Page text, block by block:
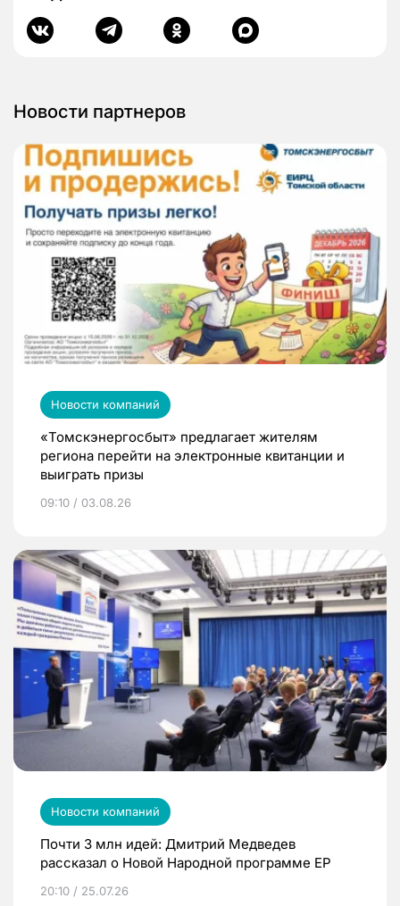
Новости партнеров
Новости компаний
«Томскэнергосбыт» предлагает жителям
региона перейти на электронные квитанции и
выиграть призы
09:10 / 03.08.26
Новости компаний
Почти 3 млн идей: Дмитрий Медведев
рассказал о Новой Народной программе ЕР
20:10 / 25.07.26